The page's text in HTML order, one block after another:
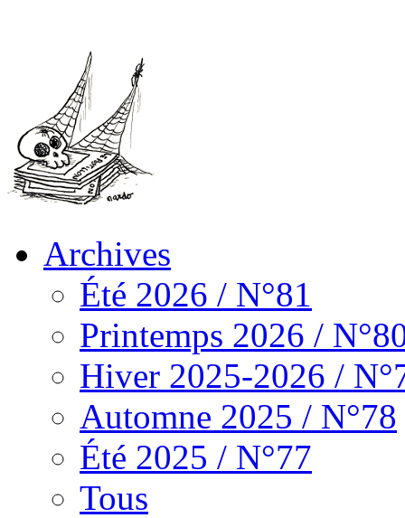
Archives
Été 2026 / N°81
Printemps 2026 /
Hiver 2025-2026 /
Automne 2025 / N°78
Été 2025 / N°77
Tous